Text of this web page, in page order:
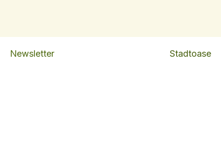
Newsletter
Stadtoase